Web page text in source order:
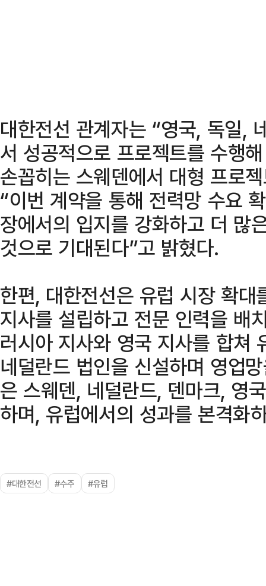
대한전선 관계자는 “영국, 독일,
서 성공적으로 프로젝트를 수행
손꼽히는 스웨덴에서 대형 프로
“이번 계약을 통해 전력망 수요
장에서의 입지를 강화하고 더 많
것으로 기대된다”고 밝혔다.
한편, 대한전선은 유럽 시장 확
지사를 설립하고 전문 인력을 배
러시아 지사와 영국 지사를 합쳐
네덜란드 법인을 신설하며 영업
은 스웨덴, 네덜란드, 덴마크, 영
하며, 유럽에서의 성과를 본격화
#대한전선 #수주 #유럽